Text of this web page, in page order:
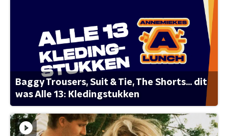
Baggy Trousers, Suit & Tie, The Shorts... dit
was Alle 13: Kledingstukken